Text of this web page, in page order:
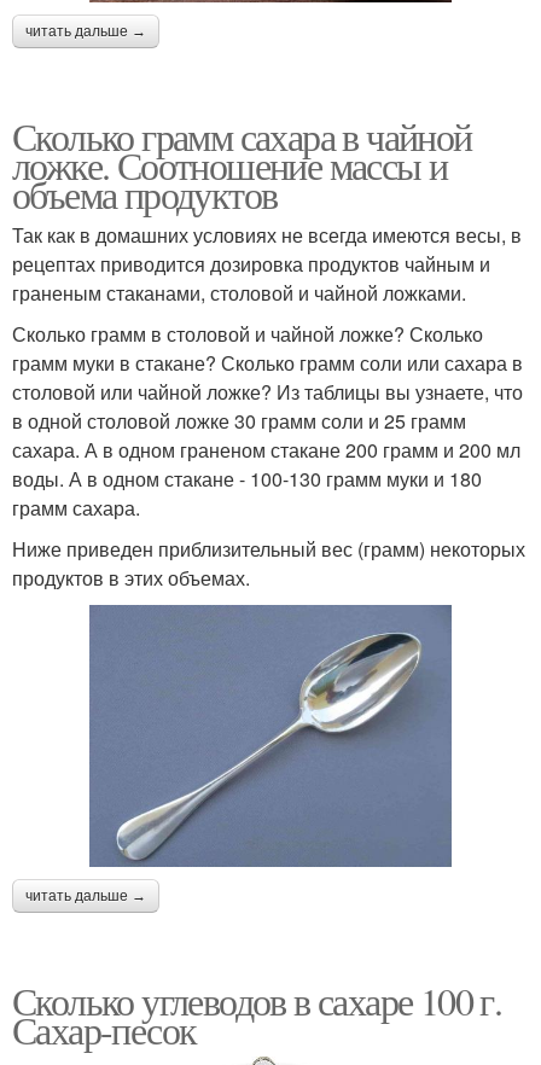
читать дальше →
Сколько грамм сахара в чайной
ложке. Соотношение массы и
объема продуктов
Так как в домашних условиях не всегда имеются весы, в
рецептах приводится дозировка продуктов чайным и
граненым стаканами, столовой и чайной ложками.
Сколько грамм в столовой и чайной ложке? Сколько
грамм муки в стакане? Сколько грамм соли или сахара в
столовой или чайной ложке? Из таблицы вы узнаете, что
в одной столовой ложке 30 грамм соли и 25 грамм
сахара. А в одном граненом стакане 200 грамм и 200 мл
воды. А в одном стакане - 100-130 грамм муки и 180
грамм сахара.
Ниже приведен приблизительный вес (грамм) некоторых
продуктов в этих объемах.
читать дальше →
Сколько углеводов в сахаре 100 г.
Сахар-песок